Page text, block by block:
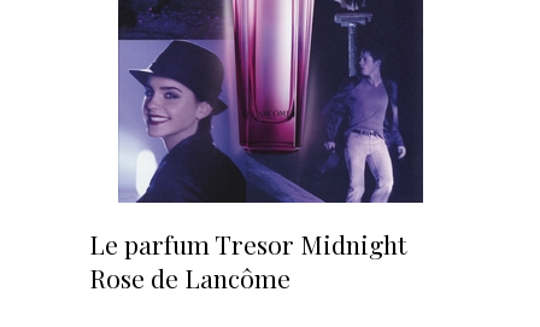
Le parfum Tresor Midnight
Rose de Lancôme